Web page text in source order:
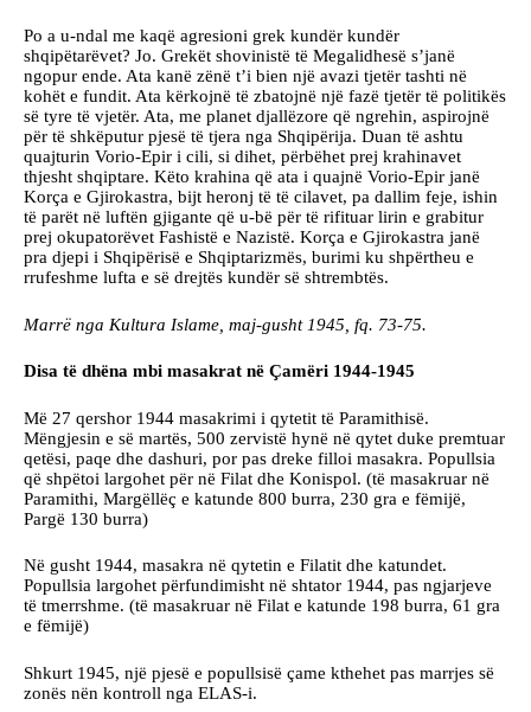
Po a u-ndal me kaqë agresioni grek kundër kundër
shqipëtarëvet? Jo. Grekët shovinistë të Megalidhesë s’janë
ngopur ende. Ata kanë zënë t’i bien një avazi tjetër tashti në
kohët e fundit. Ata kërkojnë të zbatojnë një fazë tjetër të politikës
së tyre të vjetër. Ata, me planet djallëzore që ngrehin, aspirojnë
për të shkëputur pjesë të tjera nga Shqipërija. Duan të ashtu
quajturin Vorio-Epir i cili, si dihet, përbëhet prej krahinavet
thjesht shqiptare. Këto krahina që ata i quajnë Vorio-Epir janë
Korça e Gjirokastra, bijt heronj të të cilavet, pa dallim feje, ishin
të parët në luftën gjigante që u-bë për të rifituar lirin e grabitur
prej okupatorëvet Fashistë e Nazistë. Korça e Gjirokastra janë
pra djepi i Shqipërisë e Shqiptarizmës, burimi ku shpërtheu e
rrufeshme lufta e së drejtës kundër së shtrembtës.
Marrë nga Kultura Islame, maj-gusht 1945, fq. 73-75.
Disa të dhëna mbi masakrat në Çamëri 1944-1945
Më 27 qershor 1944 masakrimi i qytetit të Paramithisë.
Mëngjesin e së martës, 500 zervistë hynë në qytet duke premtuar
qetësi, paqe dhe dashuri, por pas dreke filloi masakra. Popullsia
që shpëtoi largohet për në Filat dhe Konispol. (të masakruar në
Paramithi, Margëllëç e katunde 800 burra, 230 gra e fëmijë,
Pargë 130 burra)
Në gusht 1944, masakra në qytetin e Filatit dhe katundet.
Popullsia largohet përfundimisht në shtator 1944, pas ngjarjeve
të tmerrshme. (të masakruar në Filat e katunde 198 burra, 61 gra
e fëmijë)
Shkurt 1945, një pjesë e popullsisë çame kthehet pas marrjes së
zonës nën kontroll nga ELAS-i.